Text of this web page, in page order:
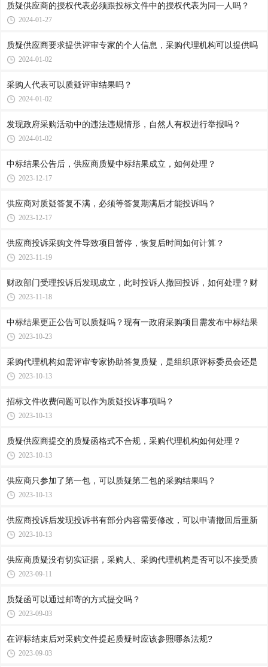
质疑供应商的授权代表必须跟投标文件中的授权代表为同一人吗？
2024-01-27
质疑供应商要求提供评审专家的个人信息，采购代理机构可以提供吗
2024-01-02
采购人代表可以质疑评审结果吗？
2024-01-02
发现政府采购活动中的违法违规情形，自然人有权进行举报吗？
2024-01-02
中标结果公告后，供应商质疑中标结果成立，如何处理？
2023-12-17
供应商对质疑答复不满，必须等答复期满后才能投诉吗？
2023-12-17
供应商投诉采购文件导致项目暂停，恢复后时间如何计算？
2023-11-19
财政部门受理投诉后发现成立，此时投诉人撤回投诉，如何处理？财
2023-11-18
中标结果更正公告可以质疑吗？现有一政府采购项目需发布中标结果
2023-10-23
采购代理机构如需评审专家协助答复质疑，是组织原评标委员会还是
2023-10-13
招标文件收费问题可以作为质疑投诉事项吗？
2023-10-13
质疑供应商提交的质疑函格式不合规，采购代理机构如何处理？
2023-10-13
供应商只参加了第一包，可以质疑第二包的采购结果吗？
2023-10-13
供应商投诉后发现投诉书有部分内容需要修改，可以申请撤回后重新
2023-10-13
供应商质疑没有切实证据，采购人、采购代理机构是否可以不接受质
2023-09-11
质疑函可以通过邮寄的方式提交吗？
2023-09-03
在评标结束后对采购文件提起质疑时应该参照哪条法规?
2023-09-03